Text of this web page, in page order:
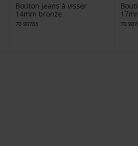
Bouton jeans à visser
14mm bronze
70 90783 70